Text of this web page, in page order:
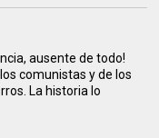
ausente de todo!
comunistas y de los
La historia lo